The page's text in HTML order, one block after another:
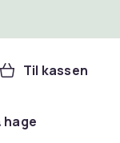
Til kassen
hage